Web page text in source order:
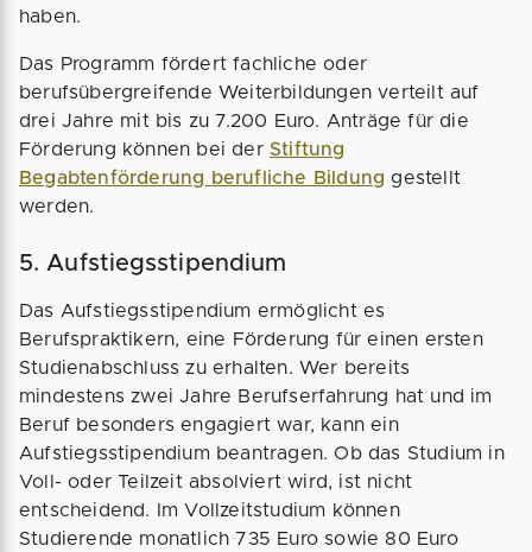
haben.
Das Programm fördert fachliche oder
berufsübergreifende Weiterbildungen verteilt auf
drei Jahre mit bis zu 7.200 Euro. Anträge für die
Förderung können bei der Stiftung
Begabtenförderung berufliche Bildung gestellt
werden.
5. Aufstiegsstipendium
Das Aufstiegsstipendium ermöglicht es
Berufspraktikern, eine Förderung für einen ersten
Studienabschluss zu erhalten. Wer bereits
mindestens zwei Jahre Berufserfahrung hat und im
Beruf besonders engagiert war, kann ein
Aufstiegsstipendium beantragen. Ob das Studium in
Voll- oder Teilzeit absolviert wird, ist nicht
entscheidend. Im Vollzeitstudium können
Studierende monatlich 735 Euro sowie 80 Euro